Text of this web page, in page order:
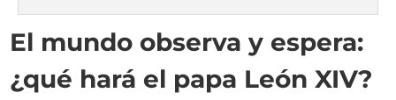
El mundo observa y espera:
¿qué hará el papa León XIV?